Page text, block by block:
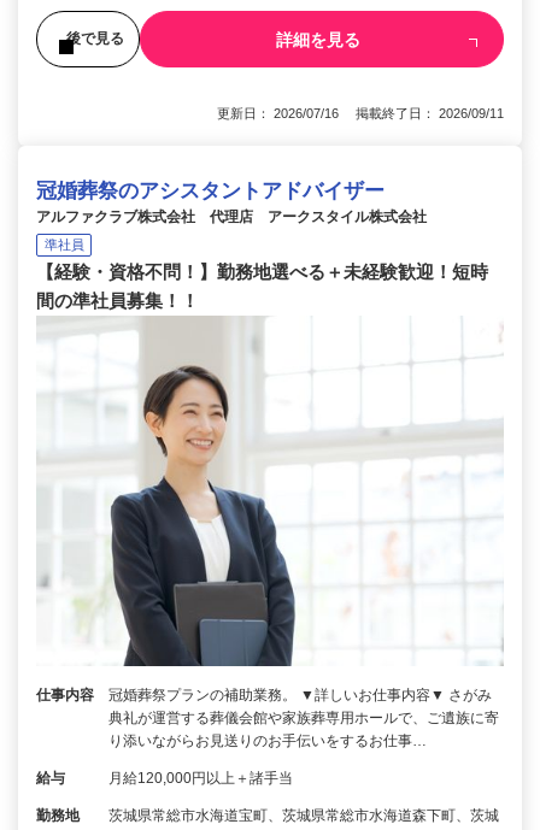
後で見る 詳細を見る
更新日： 2026/07/16 掲載終了日： 2026/09/11
冠婚葬祭のアシスタントアドバイザー
アルファクラブ株式会社 代理店 アークスタイル株式会社
準社員
【経験・資格不問！】勤務地選べる＋未経験歓迎！短時
間の準社員募集！！
仕事内容
冠婚葬祭プランの補助業務。 ▼詳しいお仕事内容▼ さがみ
典礼が運営する葬儀会館や家族葬専用ホールで、ご遺族に寄
り添いながらお見送りのお手伝いをするお仕事…
給与 月給120,000円以上＋諸手当
勤務地
茨城県常総市水海道宝町、茨城県常総市水海道森下町、茨城